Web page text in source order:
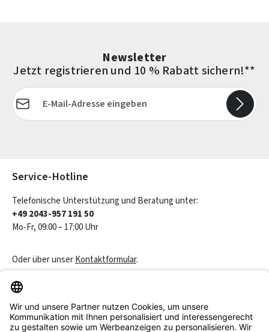
Newsletter
Jetzt registrieren und 10 % Rabatt sichern!**
E-Mail-Adresse*
Service-Hotline
Telefonische Unterstützung und Beratung unter:
+49 2043-957 191 50
Mo-Fr, 09:00 – 17:00 Uhr
Oder über unserKontaktformular.